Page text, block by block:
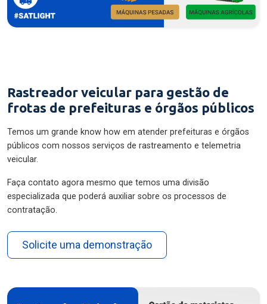
Rastreador veicular para gestão de
frotas de prefeituras e órgãos públicos
Temos um grande know how em atender prefeituras e órgãos
públicos com nossos serviços de rastreamento e telemetria
veicular.
Faça contato agora mesmo que temos uma divisão
especializada que poderá auxiliar sobre os processos de
contratação.
Solicite uma demonstração